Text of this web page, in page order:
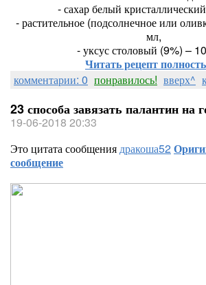
- сахар белый
- растительное (подсолнечное или
мл,
- уксус столовый (9%) –
Читать рецепт
комментарии: 0 понравилось! вверх^
23 способа завязать палантин на
19-06-2018 20:33
Это цитата сообщениядракоша52
сообщение